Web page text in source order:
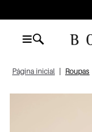
Página inicial Roupas